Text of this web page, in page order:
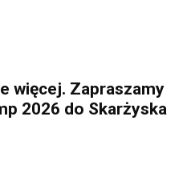
więcej. Zapraszamy
2026 do Skarżyska